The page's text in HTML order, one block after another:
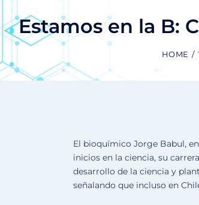
Estamos en la B:
HOME
El bioquímico Jorge Babul,
inicios en la ciencia, su
desarrollo de la ciencia y
señalando que incluso en